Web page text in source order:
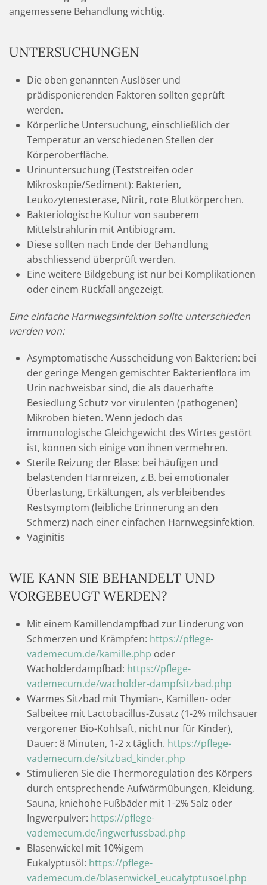
angemessene Behandlung wichtig.
UNTERSUCHUNGEN
Die oben genannten Auslöser und
prädisponierenden Faktoren sollten geprüft
werden.
Körperliche Untersuchung, einschließlich der
Temperatur an verschiedenen Stellen der
Körperoberfläche.
Urinuntersuchung (Teststreifen oder
Mikroskopie/Sediment): Bakterien,
Leukozytenesterase, Nitrit, rote Blutkörperchen.
Bakteriologische Kultur von sauberem
Mittelstrahlurin mit Antibiogram.
Diese sollten nach Ende der Behandlung
abschliessend überprüft werden.
Eine weitere Bildgebung ist nur bei Komplikationen
oder einem Rückfall angezeigt.
Eine einfache Harnwegsinfektion sollte unterschieden
werden von:
Asymptomatische Ausscheidung von Bakterien: bei
der geringe Mengen gemischter Bakterienflora im
Urin nachweisbar sind, die als dauerhafte
Besiedlung Schutz vor virulenten (pathogenen)
Mikroben bieten. Wenn jedoch das
immunologische Gleichgewicht des Wirtes gestört
ist, können sich einige von ihnen vermehren.
Sterile Reizung der Blase: bei häufigen und
belastenden Harnreizen, z.B. bei emotionaler
Überlastung, Erkältungen, als verbleibendes
Restsymptom (leibliche Erinnerung an den
Schmerz) nach einer einfachen Harnwegsinfektion.
Vaginitis
WIE KANN SIE BEHANDELT UND
VORGEBEUGT WERDEN?
Mit einem Kamillendampfbad zur Linderung von
Schmerzen und Krämpfen: https://pflege-
vademecum.de/kamille.php oder
Wacholderdampfbad: https://pflege-
vademecum.de/wacholder-dampfsitzbad.php
Warmes Sitzbad mit Thymian-, Kamillen- oder
Salbeitee mit Lactobacillus-Zusatz (1-2% milchsauer
vergorener Bio-Kohlsaft, nicht nur für Kinder),
Dauer: 8 Minuten, 1-2 x täglich. https://pflege-
vademecum.de/sitzbad_kinder.php
Stimulieren Sie die Thermoregulation des Körpers
durch entsprechende Aufwärmübungen, Kleidung,
Sauna, kniehohe Fußbäder mit 1-2% Salz oder
Ingwerpulver: https://pflege-
vademecum.de/ingwerfussbad.php
Blasenwickel mit 10%igem
Eukalyptusöl: https://pflege-
vademecum.de/blasenwickel_eucalytptusoel.php